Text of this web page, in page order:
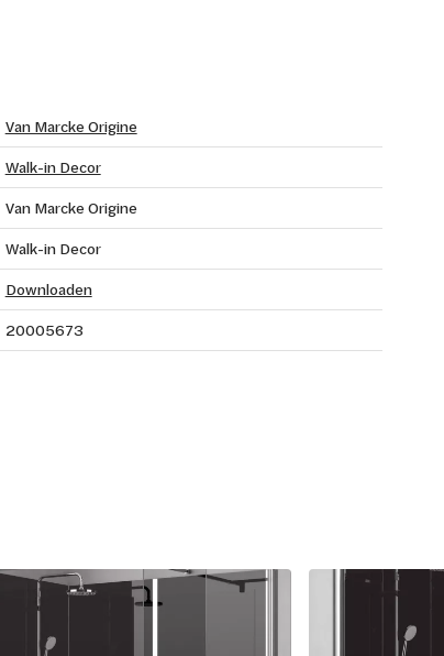
Van Marcke Origine
Walk-in Decor
Van Marcke Origine
Walk-in Decor
Downloaden
20005673